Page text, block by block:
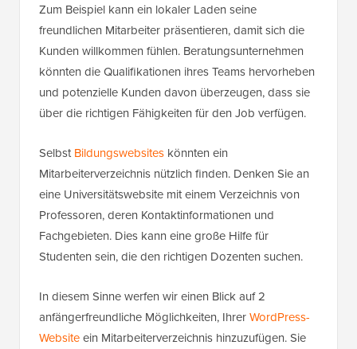
Zum Beispiel kann ein lokaler Laden seine
freundlichen Mitarbeiter präsentieren, damit sich die
Kunden willkommen fühlen. Beratungsunternehmen
könnten die Qualifikationen ihres Teams hervorheben
und potenzielle Kunden davon überzeugen, dass sie
über die richtigen Fähigkeiten für den Job verfügen.
SelbstBildungswebsites könnten ein
Mitarbeiterverzeichnis nützlich finden. Denken Sie an
eine Universitätswebsite mit einem Verzeichnis von
Professoren, deren Kontaktinformationen und
Fachgebieten. Dies kann eine große Hilfe für
Studenten sein, die den richtigen Dozenten suchen.
In diesem Sinne werfen wir einen Blick auf 2
anfängerfreundliche Möglichkeiten, IhrerWordPress-
Websiteein Mitarbeiterverzeichnis hinzuzufügen. Sie